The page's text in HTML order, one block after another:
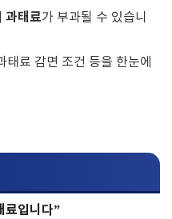
과태료가 부과될 수 있습니
료 감면 조건 등을 한눈에
료입니다”